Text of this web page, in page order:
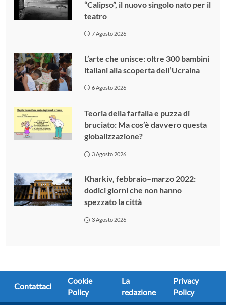
“Calipso”, il nuovo singolo nato per il
teatro
7 Agosto 2026
L’arte che unisce: oltre 300 bambini
italiani alla scoperta dell’Ucraina
6 Agosto 2026
Teoria della farfalla e puzza di
bruciato: Ma cos’è davvero questa
globalizzazione?
3 Agosto 2026
Kharkiv, febbraio–marzo 2022:
dodici giorni che non hanno
spezzato la città
3 Agosto 2026
Contattaci
Cookie
Policy
La
redazione
Privacy
Policy